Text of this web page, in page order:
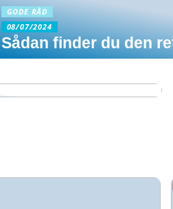
GODE RÅD
08/07/2024
Sådan finder du den